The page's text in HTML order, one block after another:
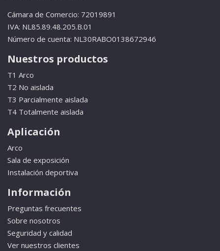
Cámara de Comercio: 72019891
IVA: NL85.89.48.205.B.01
Número de cuenta: NL30RABO0138672946
Nuestros productos
T1 Arco
T2 No aislada
T3 Parcialmente aislada
T4 Totalmente aislada
Aplicación
Arco
Sala de exposición
Instalación deportiva
Información
Preguntas frecuentes
Sobre nosotros
Seguridad y calidad
Ver nuestros clientes